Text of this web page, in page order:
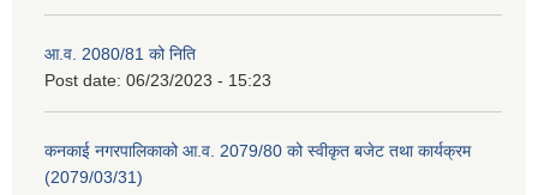
आ.व. 2080/81 को निति
Post date: 06/23/2023 - 15:23
कनकाई नगरपालिकाको आ.व. 2079/80 को स्वीकृत बजेट तथा कार्यक्रम
(2079/03/31)